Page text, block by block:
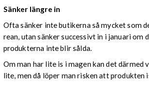
Sänker längre in
Ofta sänker inte butikerna så mycket som
rean, utan sänker successivt in i januari om
produkterna inte blir sålda.
Om man har lite is i magen kan det därmed
lite, men då löper man risken att produkten